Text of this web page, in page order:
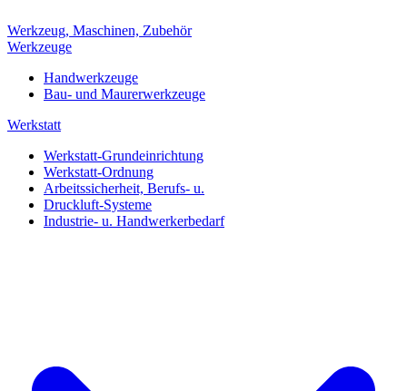
Werkzeug, Maschinen, Zubehör
Werkzeuge
Handwerkzeuge
Bau- und Maurerwerkzeuge
Werkstatt
Werkstatt-Grundeinrichtung
Werkstatt-Ordnung
Arbeitssicherheit, Berufs- u.
Druckluft-Systeme
Industrie- u. Handwerkerbedarf